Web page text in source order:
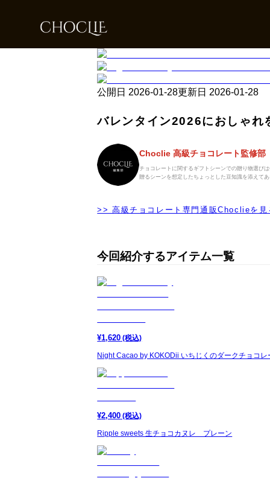
公開日 2026-01-28更新日 2026-01-28
バレンタイン2026におしゃれ
Choclie 高級チョコレート監修部
チョコレートに関するギフトシーンでの贈り物選びは
贈るシーンを想定したちょっとした豆知識を添えて
>> 高級チョコレート専門通販Choclieを見
今回紹介するアイテム一覧
¥1,620 (税込)
Night Cacao by KOKODii いちじくのダークチョコレ
¥2,400 (税込)
Ripple sweets 生チョコカヌレ プレーン